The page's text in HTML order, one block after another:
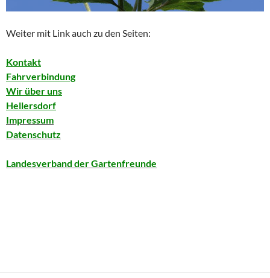
Weiter mit Link auch zu den Seiten:
Kontakt
Fahrverbindung
Wir über uns
Hellersdorf
Impressum
Datenschutz
Landesverband der Gartenfreunde